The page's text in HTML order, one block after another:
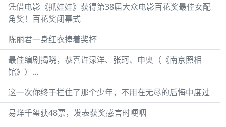
凭借电影《抓娃娃》获得第38届大众电影百花奖最佳女配
角奖！百花奖闭幕式
陈丽君一身红衣捧着奖杯
最佳编剧揭晓，恭喜许渌洋、张珂、申奥（《南京照相
馆》）…
这一次你终于拦住了那个少年，不用在无尽的后悔中度过
易烊千玺获48票，发表获奖感言时哽咽